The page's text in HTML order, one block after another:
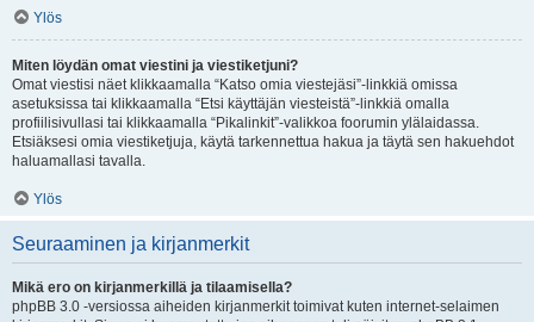
Ylös
Miten löydän omat viestini ja viestiketjuni?
Omat viestisi näet klikkaamalla “Katso omia viestejäsi”-linkkiä omissa
asetuksissa tai klikkaamalla “Etsi käyttäjän viesteistä”-linkkiä omalla
profiilisivullasi tai klikkaamalla “Pikalinkit”-valikkoa foorumin ylälaidassa.
Etsiäksesi omia viestiketjuja, käytä tarkennettua hakua ja täytä sen hakuehdot
haluamallasi tavalla.
Ylös
Seuraaminen ja kirjanmerkit
Mikä ero on kirjanmerkillä ja tilaamisella?
phpBB 3.0 -versiossa aiheiden kirjanmerkit toimivat kuten internet-selaimen